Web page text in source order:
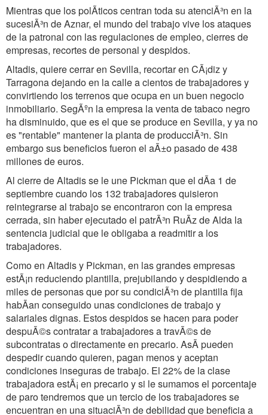
Mientras que los polÃticos centran toda su atenciÃ³n en la
sucesiÃ³n de Aznar, el mundo del trabajo vive los ataques
de la patronal con las regulaciones de empleo, cierres de
empresas, recortes de personal y despidos.
Altadis, quiere cerrar en Sevilla, recortar en CÃ¡diz y
Tarragona dejando en la calle a cientos de trabajadores y
convirtiendo los terrenos que ocupa en un buen negocio
inmobiliario. SegÃºn la empresa la venta de tabaco negro
ha disminuido, que es el que se produce en Sevilla, y ya no
es "rentable" mantener la planta de producciÃ³n. Sin
embargo sus beneficios fueron el aÃ±o pasado de 438
millones de euros.
Al cierre de Altadis se le une Pickman que el dÃa 1 de
septiembre cuando los 132 trabajadores quisieron
reintegrarse al trabajo se encontraron con la empresa
cerrada, sin haber ejecutado el patrÃ³n RuÃz de Alda la
sentencia judicial que le obligaba a readmitir a los
trabajadores.
Como en Altadis y Pickman, en las grandes empresas
estÃ¡n reduciendo plantilla, prejubilando y despidiendo a
miles de personas que por su condiciÃ³n de plantilla fija
habÃan conseguido unas condiciones de trabajo y
salariales dignas. Estos despidos se hacen para poder
despuÃ©s contratar a trabajadores a travÃ©s de
subcontratas o directamente en precario. AsÃ pueden
despedir cuando quieren, pagan menos y aceptan
condiciones inseguras de trabajo. El 22% de la clase
trabajadora estÃ¡ en precario y si le sumamos el porcentaje
de paro tendremos que un tercio de los trabajadores se
encuentran en una situaciÃ³n de debilidad que beneficia a